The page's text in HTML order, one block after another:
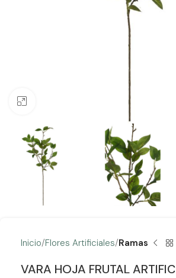
Inicio Flores Artificiales Ramas
VARA HOJA FRUTAL